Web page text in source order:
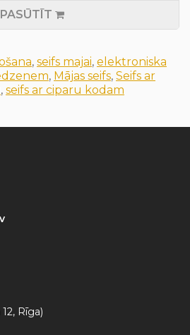
PASŪTĪT
, seifs majai, elektroniska
, Mājas seifs, Seifs ar
, seifs ar ciparu kodam
Rīga)